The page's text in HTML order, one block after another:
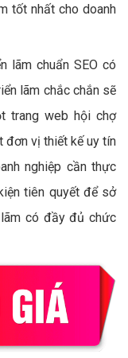
tốt nhất cho doanh
lãm chuẩn SEO có
lãm chắc chắn sẽ
trang web hội chợ
đơn vị thiết kế uy tín
nghiệp cần thực
tiên quyết để sở
có đầy đủ chức